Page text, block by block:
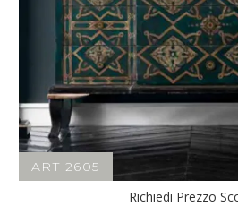
ART 2605
Richiedi Prezzo